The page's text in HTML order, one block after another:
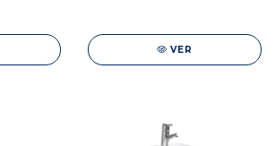
VER